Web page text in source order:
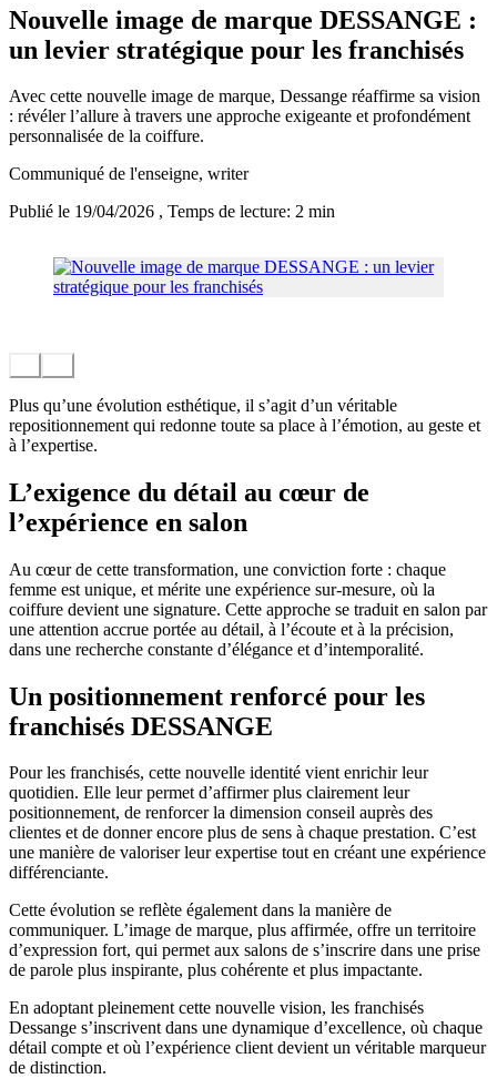
Nouvelle image de marque DESSANGE :
un levier stratégique pour les franchisés
Avec cette nouvelle image de marque, Dessange réaffirme sa vision
: révéler l’allure à travers une approche exigeante et profondément
personnalisée de la coiffure.
Communiqué de l'enseigne, writer
Publié le 19/04/2026 , Temps de lecture: 2 min
Plus qu’une évolution esthétique, il s’agit d’un véritable
repositionnement qui redonne toute sa place à l’émotion, au geste et
à l’expertise.
L’exigence du détail au cœur de
l’expérience en salon
Au cœur de cette transformation, une conviction forte : chaque
femme est unique, et mérite une expérience sur-mesure, où la
coiffure devient une signature. Cette approche se traduit en salon par
une attention accrue portée au détail, à l’écoute et à la précision,
dans une recherche constante d’élégance et d’intemporalité.
Un positionnement renforcé pour les
franchisés DESSANGE
Pour les franchisés, cette nouvelle identité vient enrichir leur
quotidien. Elle leur permet d’affirmer plus clairement leur
positionnement, de renforcer la dimension conseil auprès des
clientes et de donner encore plus de sens à chaque prestation. C’est
une manière de valoriser leur expertise tout en créant une expérience
différenciante.
Cette évolution se reflète également dans la manière de
communiquer. L’image de marque, plus affirmée, offre un territoire
d’expression fort, qui permet aux salons de s’inscrire dans une prise
de parole plus inspirante, plus cohérente et plus impactante.
En adoptant pleinement cette nouvelle vision, les franchisés
Dessange s’inscrivent dans une dynamique d’excellence, où chaque
détail compte et où l’expérience client devient un véritable marqueur
de distinction.